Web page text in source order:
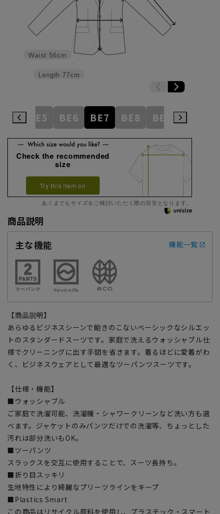
Length 77cm
Waist 56cm
BE5 BE6 BE7 BE8 BE9 BE10
Check the recommended
size
Try this item on
あくまでもサイズをご検討いただく際の目安となります。
商品説明
主な機能
機能一覧
【商品説明】
あらゆるビジネスシーンで飽きのこないベーシックなシルエッ
トのスタンダードスーツです。家庭で洗えるウォッシャブル仕
様でクリーニングに出す手間を省きます。着るほどに愛着がわ
く、ビジネスウェアとして最適なツーパンツスーツです。
【仕様・機能】
■ウォッシャブル
ご家庭で洗濯可能、洗濯機・シャワークリーンなど洗い方も選
べます。ジャケットのみパンツだけでの洗濯等、ちょっとした
汚れは部分洗いもOK。
■ツーパンツ
スラックスを交互に使用することで、スーツ長持ち。
■折り目スッキリ
生地特性により綺麗なプリーツラインをキープ
■Plastics Smart
この商品はリサイクル原料を使用し、プラスチック・スマート